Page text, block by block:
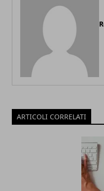
ARTICOLI CORRELATI